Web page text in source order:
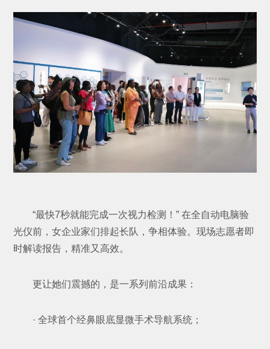
“最快7秒就能完成一次视力检测！” 在全自动电脑验
光仪前，女企业家们排起长队，争相体验。现场志愿者即
时解读报告，精准又高效。
更让她们震撼的，是一系列前沿成果：
· 全球首个经鼻眼底显微手术导航系统；